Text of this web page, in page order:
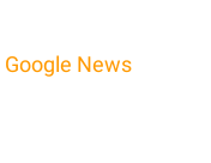
Google News